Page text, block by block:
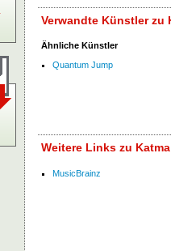
Verwandte Künstler zu
Ähnliche Künstler
Quantum Jump
Weitere Links zu
MusicBrainz